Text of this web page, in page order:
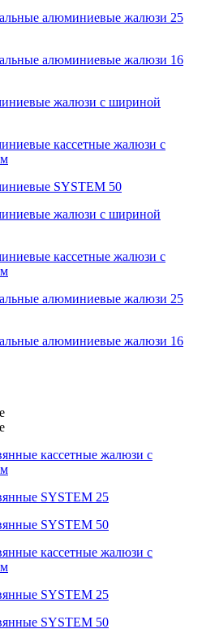
алюминиевые жалюзи 25
алюминиевые жалюзи 16
жалюзи с шириной
кассетные жалюзи с
SYSTEM 50
жалюзи с шириной
кассетные жалюзи с
алюминиевые жалюзи 25
алюминиевые жалюзи 16
кассетные жалюзи с
SYSTEM 25
SYSTEM 50
кассетные жалюзи с
SYSTEM 25
SYSTEM 50